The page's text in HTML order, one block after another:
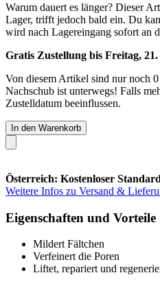
Warum dauert es länger? Dieser
Lager, trifft jedoch bald ein. Du
wird nach Lagereingang sofort an
Gratis Zustellung bis Freitag,
Von diesem Artikel sind nur noch
Nachschub ist unterwegs! Falls
Zustelldatum beeinflussen.
In den Warenkorb
Österreich: Kostenloser
Weitere Infos zu Versand &
Eigenschaften und Vorteile
Mildert Fältchen
Verfeinert die Poren
Liftet, repariert und